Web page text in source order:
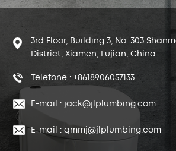
3rd Floor, Building 3, No. 303
District, Xiamen, Fujian, China
Telefone : +8618906057133
E-mail : jack@jlplumbing.com
E-mail : qmmj@jlplumbing.com